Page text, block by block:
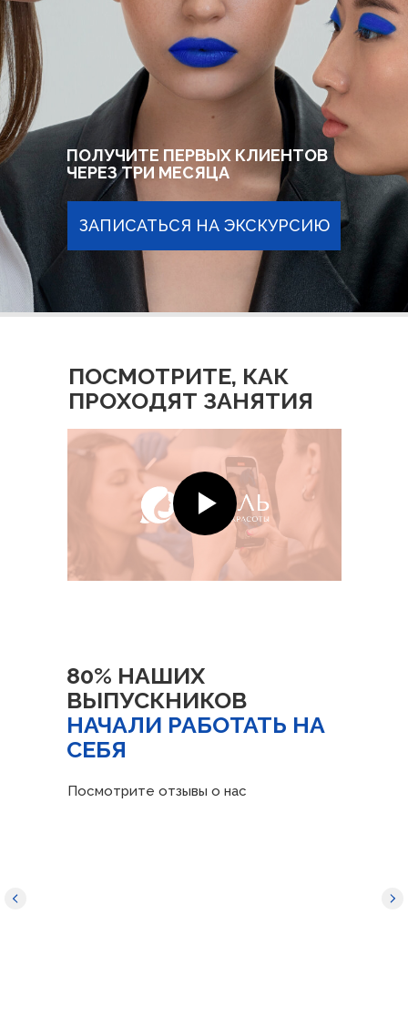
ПОЛУЧИТЕ ПЕРВЫХ КЛИЕНТОВ
ЧЕРЕЗ ТРИ МЕСЯЦА
ЗАПИСАТЬСЯ НА ЭКСКУРСИЮ
ПОСМОТРИТЕ, КАК
ПРОХОДЯТ ЗАНЯТИЯ
80% НАШИХ
ВЫПУСКНИКОВ
НАЧАЛИ РАБОТАТЬ НА
СЕБЯ
Посмотрите отзывы о нас